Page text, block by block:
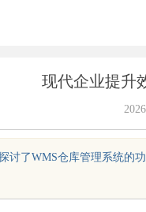
现代企业提升
讨了WMS仓库管理系统的